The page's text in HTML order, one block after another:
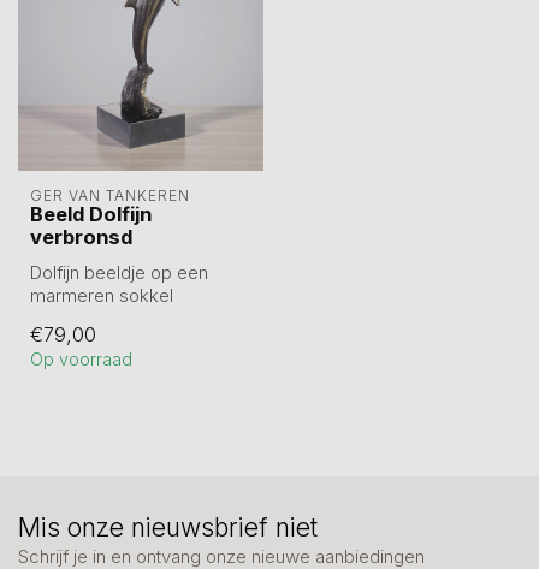
GER VAN TANKEREN
Beeld Dolfijn
verbronsd
Dolfijn beeldje op een
marmeren sokkel
verbronsd.
Hoogte...
€79,00
Op voorraad
Mis onze nieuwsbrief niet
Schrijf je in en ontvang onze nieuwe aanbiedingen